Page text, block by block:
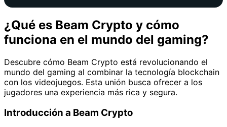
¿Qué es Beam Crypto y cómo
funciona en el mundo del gaming?
Descubre cómo Beam Crypto está revolucionando el
mundo del gaming al combinar la tecnología blockchain
con los videojuegos. Esta unión busca ofrecer a los
jugadores una experiencia más rica y segura.
Introducción a Beam Crypto